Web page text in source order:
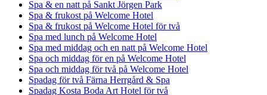
Spa & en natt på Sankt Jörgen Park
Spa & frukost på Welcome Hotel
Spa & frukost på Welcome Hotel för två
Spa med lunch på Welcome Hotel
Spa med middag och en natt på Welcome Hotel
Spa och middag för en på Welcome Hotel
Spa och middag för två på Welcome Hotel
Spadag för två Färna Herrgård & Spa
Spadag Kosta Boda Art Hotel för två